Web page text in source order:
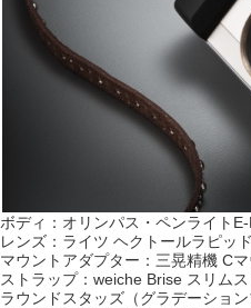
ボディ：オリンパス・ペンライト
レンズ：ライツ ヘクトールラピッ
マウントアダプター：三晃精機 C
ストラップ：weiche Brise スリム
ラウンドスタッズ（グラデーション